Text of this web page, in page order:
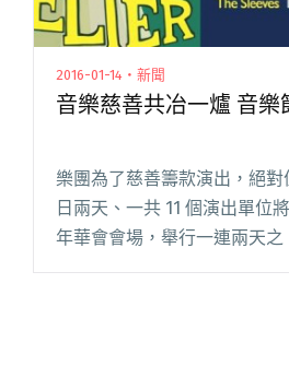
2016-01-14・新聞
音樂慈善共冶一爐 音樂
樂團為了慈善籌款演出，絕
日兩天、一共 11 個演出單位
年華會會場，舉行一連兩天